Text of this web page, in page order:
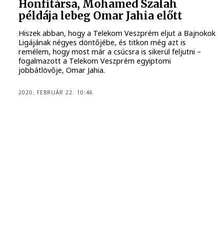
Honfitársa, Mohamed Szalah
példája lebeg Omar Jahia előtt
Hiszek abban, hogy a Telekom Veszprém eljut a Bajnokok
Ligájának négyes döntőjébe, és titkon még azt is
remélem, hogy most már a csúcsra is sikerül feljutni –
fogalmazott a Telekom Veszprém egyiptomi
jobbátlövője, Omar Jahia.
2020. FEBRUÁR 22. 10:46